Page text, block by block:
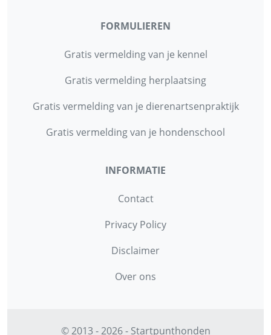
FORMULIEREN
Gratis vermelding van je kennel
Gratis vermelding herplaatsing
Gratis vermelding van je dierenartsenpraktijk
Gratis vermelding van je hondenschool
INFORMATIE
Contact
Privacy Policy
Disclaimer
Over ons
© 2013 - 2026 - Startpunthonden